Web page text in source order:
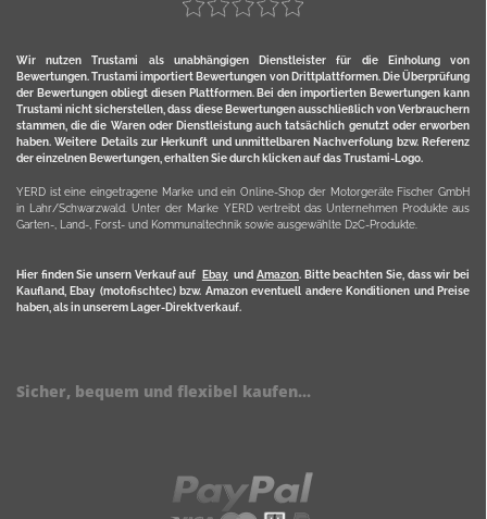
Wir nutzen Trustami als unabhängigen Dienstleister für die Einholung von
Bewertungen. Trustami importiert Bewertungen von Drittplattformen. Die Überprüfung
der Bewertungen obliegt diesen Plattformen. Bei den importierten Bewertungen kann
Trustami nicht sicherstellen, dass diese Bewertungen ausschließlich von Verbrauchern
stammen, die die Waren oder Dienstleistung auch tatsächlich genutzt oder erworben
haben. Weitere Details zur Herkunft und unmittelbaren Nachverfolung bzw. Referenz
der einzelnen Bewertungen, erhalten Sie durch klicken auf das Trustami-Logo.
YERD ist eine eingetragene Marke und ein Online-Shop der Motorgeräte Fischer GmbH
in Lahr/Schwarzwald. Unter der Marke YERD vertreibt das Unternehmen Produkte aus
Garten-, Land-, Forst- und Kommunaltechnik sowie ausgewählte D2C-Produkte.
Hier finden Sie unsern Verkauf auf Ebayund Amazon. Bitte beachten Sie, dass wir bei
Kaufland, Ebay (motofischtec) bzw. Amazon eventuell andere Konditionen und Preise
haben, als in unserem Lager-Direktverkauf.
Sicher, bequem und flexibel kaufen...